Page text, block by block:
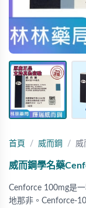
首頁 威而鋼 威
威而鋼學名藥
Cenforce 100mg是
地那非。Cenforce-